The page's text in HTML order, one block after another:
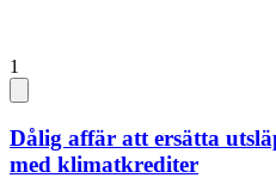
1
Dålig affär att ersätta
med klimatkrediter